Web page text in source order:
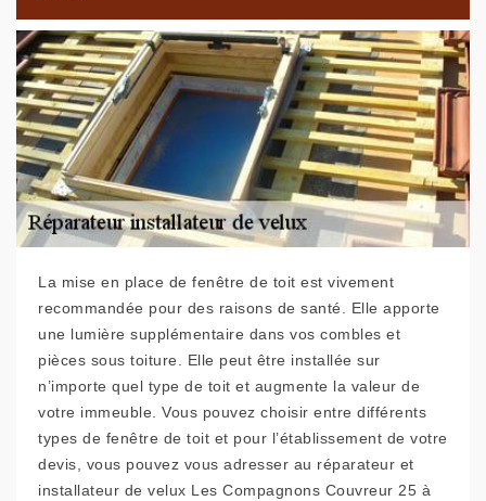
La mise en place de fenêtre de toit est vivement
recommandée pour des raisons de santé. Elle apporte
une lumière supplémentaire dans vos combles et
pièces sous toiture. Elle peut être installée sur
n’importe quel type de toit et augmente la valeur de
votre immeuble. Vous pouvez choisir entre différents
types de fenêtre de toit et pour l’établissement de votre
devis, vous pouvez vous adresser au réparateur et
installateur de velux Les Compagnons Couvreur 25 à